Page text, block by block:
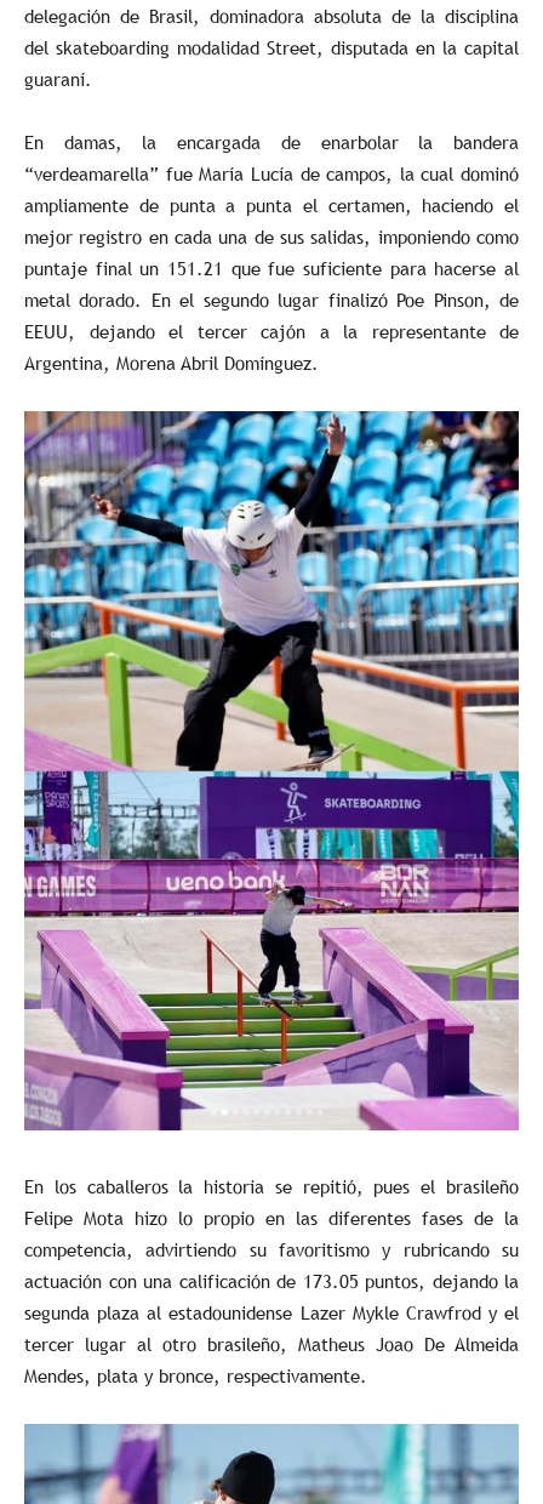
delegación de Brasil, dominadora absoluta de la disciplina
del skateboarding modalidad Street, disputada en la capital
guaraní.
En damas, la encargada de enarbolar la bandera
“verdeamarella” fue María Lucía de campos, la cual dominó
ampliamente de punta a punta el certamen, haciendo el
mejor registro en cada una de sus salidas, imponiendo como
puntaje final un 151.21 que fue suficiente para hacerse al
metal dorado. En el segundo lugar finalizó Poe Pinson, de
EEUU, dejando el tercer cajón a la representante de
Argentina, Morena Abril Domínguez.
En los caballeros la historia se repitió, pues el brasileño
Felipe Mota hizo lo propio en las diferentes fases de la
competencia, advirtiendo su favoritismo y rubricando su
actuación con una calificación de 173.05 puntos, dejando la
segunda plaza al estadounidense Lazer Mykle Crawfrod y el
tercer lugar al otro brasileño, Matheus Joao De Almeida
Mendes, plata y bronce, respectivamente.